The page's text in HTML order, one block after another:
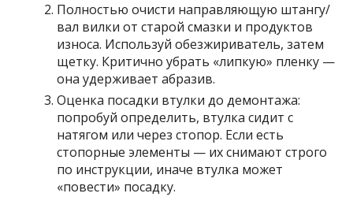
Полностью очисти направляющую штангу/
вал вилки от старой смазки и продуктов
износа. Используй обезжириватель, затем
щетку. Критично убрать «липкую» пленку —
она удерживает абразив.
Оценка посадки втулки до демонтажа:
попробуй определить, втулка сидит с
натягом или через стопор. Если есть
стопорные элементы — их снимают строго
по инструкции, иначе втулка может
«повести» посадку.